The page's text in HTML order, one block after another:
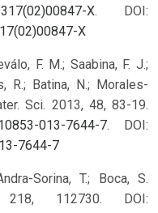
X.
DOI:
X
F. M.; Saabina, F. J.;
R.; Batina, N.; Morales-
Sci. 2013, 48, 83-19.
013-7644-7.
DOI:
7644-7
Sorina, T.; Boca, S.
112730. DOI: